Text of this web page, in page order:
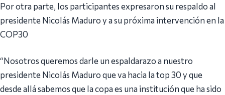
Por otra parte, los participantes expresaron su respaldo al
presidente Nicolás Maduro y a su próxima intervención en la
COP30
“Nosotros queremos darle un espaldarazo a nuestro
presidente Nicolás Maduro que va hacia la top 30 y que
desde allá sabemos que la copa es una institución que ha sido